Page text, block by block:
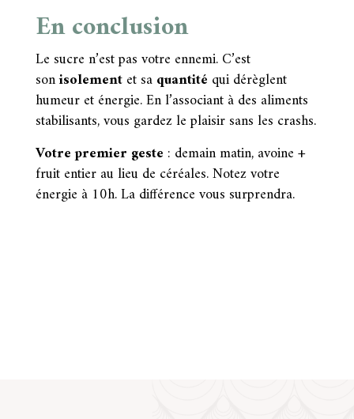
En conclusion
Le sucre n’est pas votre ennemi. C’est
sonisolementet saquantité qui dérèglent
humeur et énergie. En l’associant à des aliments
stabilisants, vous gardez le plaisir sans les crashs.
Votre premier geste : demain matin, avoine +
fruit entier au lieu de céréales. Notez votre
énergie à 10h. La différence vous surprendra.